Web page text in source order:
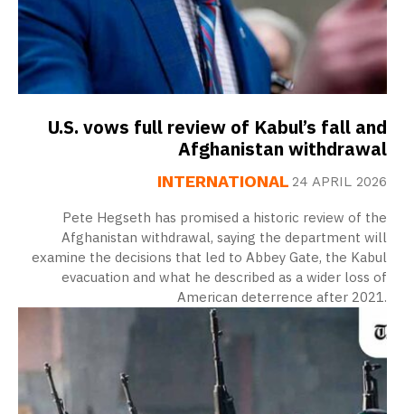
U.S. vows full review of Kabul’s fall and
Afghanistan withdrawal
INTERNATIONAL 24 APRIL 2026
Pete Hegseth has promised a historic review of the
Afghanistan withdrawal, saying the department will
examine the decisions that led to Abbey Gate, the Kabul
evacuation and what he described as a wider loss of
American deterrence after 2021.